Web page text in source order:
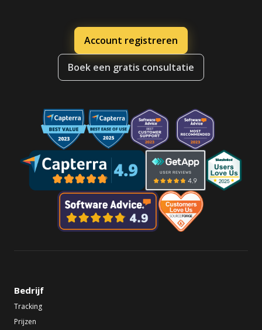
Account registreren
Boek een gratis consultatie
Bedrijf
Tracking
Prijzen